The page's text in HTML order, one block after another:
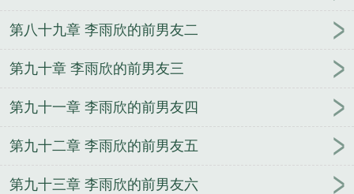
第八十九章 李雨欣的前男友二
第九十章 李雨欣的前男友三
第九十一章 李雨欣的前男友四
第九十二章 李雨欣的前男友五
第九十三章 李雨欣的前男友六